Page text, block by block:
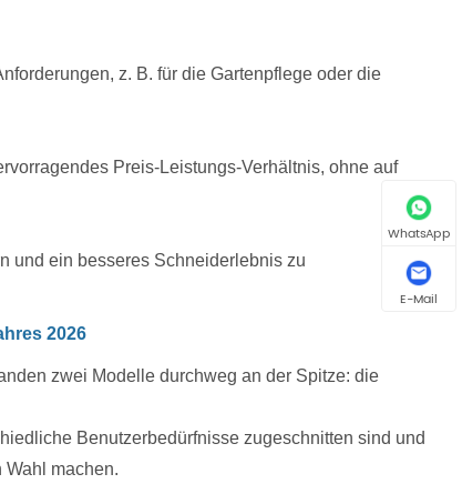
z. B. für die Gartenpflege oder die
Preis-Leistungs-Verhältnis, ohne auf
und ein besseres Schneiderlebnis zu
2026
zwei Modelle durchweg an der Spitze: die
Benutzerbedürfnisse zugeschnitten sind und
machen.
WhatsApp
E-Mail